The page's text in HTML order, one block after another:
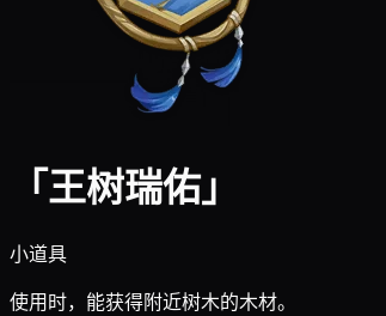
「王树瑞佑」
小道具
使用时，能获得附近树木的木材。